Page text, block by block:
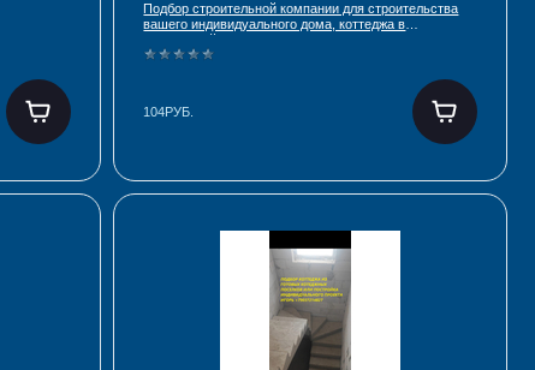
Подбор строительной компании для строительства
вашего индивидуального дома, коттеджа в
104РУБ.